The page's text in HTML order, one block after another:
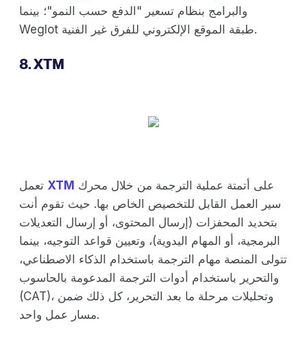
والبرامج بنظام تسعير "الدفع حسب النمو"؛ بينما
Weglot طبقة الموقع الإلكتروني للفرق غير الفنية.
8. XTM
XTM
سير العمل القابل للتخصيص الخاص بها. حيث تقوم أنت
بتحديد المحفزات (إرسال المحتوى، أو إرسال التعديلات
البرمجية، أو المهام اليدوية)، وتعيين قواعد التوجيه، بينما
تتولى المنصة مهام الترجمة باستخدام الذكاء الاصطناعي،
والتحرير باستخدام أدوات الترجمة المدعومة بالحاسوب
(CAT)، وتحليلات مرحلة ما بعد التحرير، كل ذلك ضمن
مسار عمل واحد.